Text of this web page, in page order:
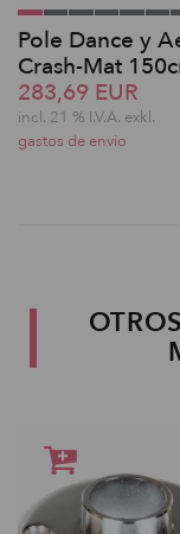
Pole Dance y
Crash-Mat
283,69 EUR
incl. 21 % I.V.A. exkl.
gastos de envio